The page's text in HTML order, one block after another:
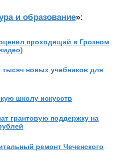
и образование»:
проходящий в Грозном
тысяч новых учебников для
школу искусств
грантовую поддержку на
ремонт Чеченского